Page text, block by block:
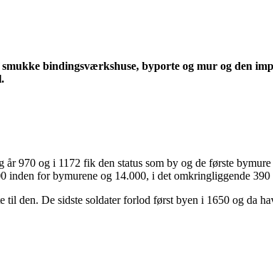
bindingsværkshuse, byporte og mur og den
970 og i 1172 fik den status som by og de første
for bymurene og 14.000, i det omkringliggende 390
den. De sidste soldater forlod først byen i 1650 og da